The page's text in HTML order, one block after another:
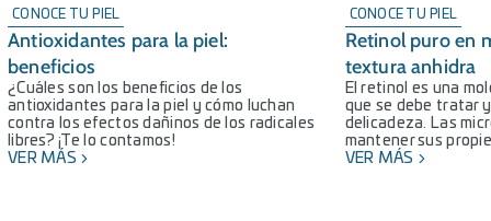
CONOCE TU PIEL
Antioxidantes para la piel:
beneficios
¿Cuáles son los beneficios de los
antioxidantes para la piel y cómo luchan
contra los efectos dañinos de los radicales
libres? ¡Te lo contamos!
VER MÁS
CONOCE TU PIEL
Retinol puro en
textura anhidra
El retinol es una
que se debe tratar
delicadeza. Las
mantener sus
VER MÁS